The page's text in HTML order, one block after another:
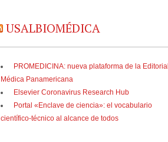
USALBIOMÉDICA
PROMEDICINA: nueva plataforma de la Editorial
Médica Panamericana
Elsevier Coronavirus Research Hub
Portal «Enclave de ciencia»: el vocabulario
científico-técnico al alcance de todos